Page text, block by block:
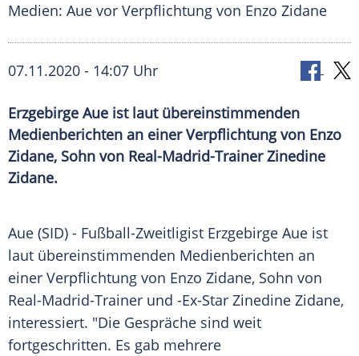
Medien: Aue vor Verpflichtung von Enzo Zidane
07.11.2020 - 14:07 Uhr
Erzgebirge Aue ist laut übereinstimmenden
Medienberichten an einer Verpflichtung von Enzo
Zidane, Sohn von Real-Madrid-Trainer Zinedine
Zidane.
Aue (SID) - Fußball-Zweitligist Erzgebirge Aue ist
laut übereinstimmenden Medienberichten an
einer Verpflichtung von Enzo Zidane, Sohn von
Real-Madrid-Trainer und -Ex-Star Zinedine Zidane,
interessiert. "Die Gespräche sind weit
fortgeschritten. Es gab mehrere